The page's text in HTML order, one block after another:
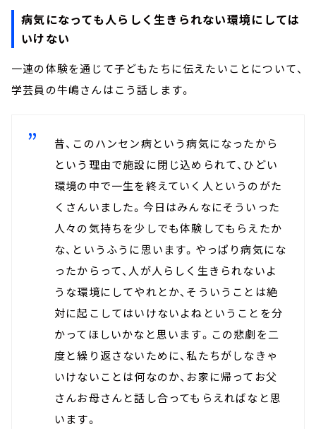
病気になっても人らしく生きられない環境にしては
いけない
一連の体験を通じて子どもたちに伝えたいことについて、
学芸員の牛嶋さんはこう話します。
昔、このハンセン病という病気になったから
という理由で施設に閉じ込められて、ひどい
環境の中で一生を終えていく人というのがた
くさんいました。今日はみんなにそういった
人々の気持ちを少しでも体験してもらえたか
な、というふうに思います。やっぱり病気にな
ったからって、人が人らしく生きられないよ
うな環境にしてやれとか、そういうことは絶
対に起こしてはいけないよねということを分
かってほしいかなと思います。この悲劇を二
度と繰り返さないために、私たちがしなきゃ
いけないことは何なのか、お家に帰ってお父
さんお母さんと話し合ってもらえればなと思
います。